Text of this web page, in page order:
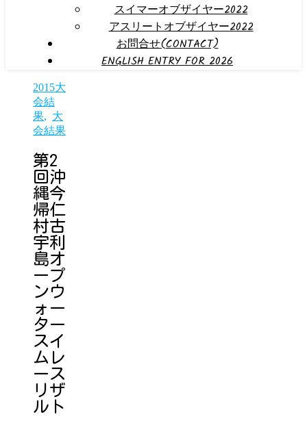
スイマーオブザイヤー2022
アスリートオブザイヤー2022
お問合せ(CONTACT)
ENGLISH ENTRY FOR 2026
2015大
会結
果, 大
会結果
第2
回沖
縄今
帰仁
村古
宇利
島オ
ープ
ンウ
ォー
ター
スイ
ムレ
ース
リザ
ルト